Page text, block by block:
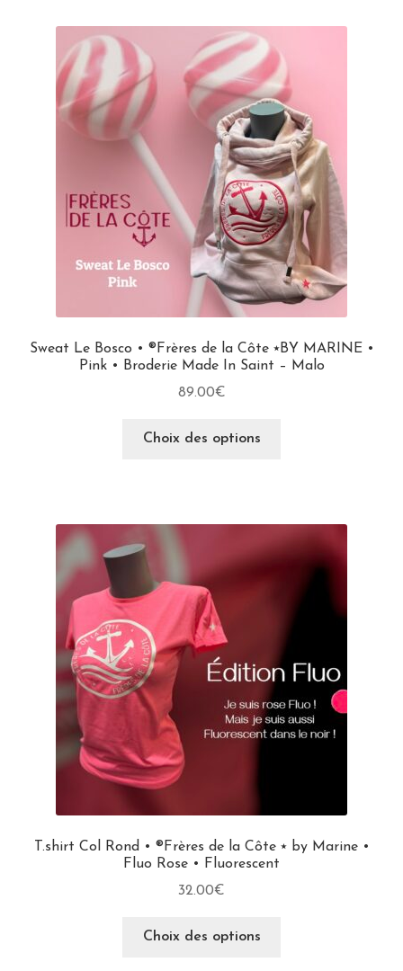
Sweat Le Bosco • ®Frères de la Côte ⭑BY MARINE •
Pink • Broderie Made In Saint – Malo
89.00€
Choix des options
T.shirt Col Rond • ®Frères de la Côte ⭑ by Marine •
Fluo Rose • Fluorescent
32.00€
Choix des options